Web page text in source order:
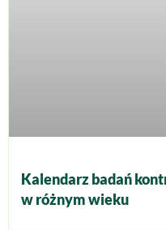
Kalendarz badań
w różnym wieku